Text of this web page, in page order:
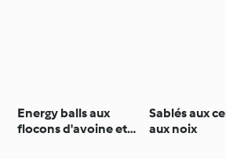
Energy balls aux
flocons d'avoine et
Sablés aux
aux noix